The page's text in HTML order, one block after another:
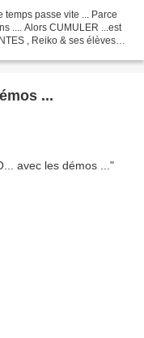
passe vite ... Parce
.... Alors CUMULER ...est
, Reiko & ses élèves
...